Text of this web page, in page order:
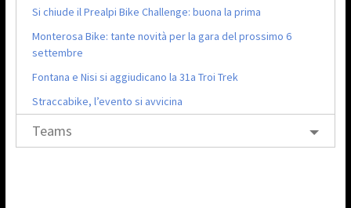
Si chiude il Prealpi Bike Challenge: buona la prima
Monterosa Bike: tante novità per la gara del prossimo 6
settembre
Fontana e Nisi si aggiudicano la 31a Troi Trek
Straccabike, l’evento si avvicina
Teams